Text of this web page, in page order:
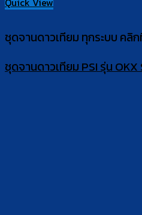
ชุดจานดาวเทียม ทุกระบบ คลิก
ชุดจานดาวเทียม PSI รุ่น